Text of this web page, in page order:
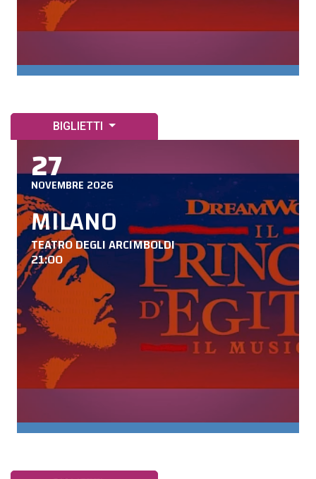
BIGLIETTI
27
NOVEMBRE 2026
MILANO
TEATRO DEGLI ARCIMBOLDI
21:00